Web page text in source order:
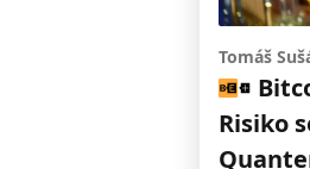
Tomáš
Risiko